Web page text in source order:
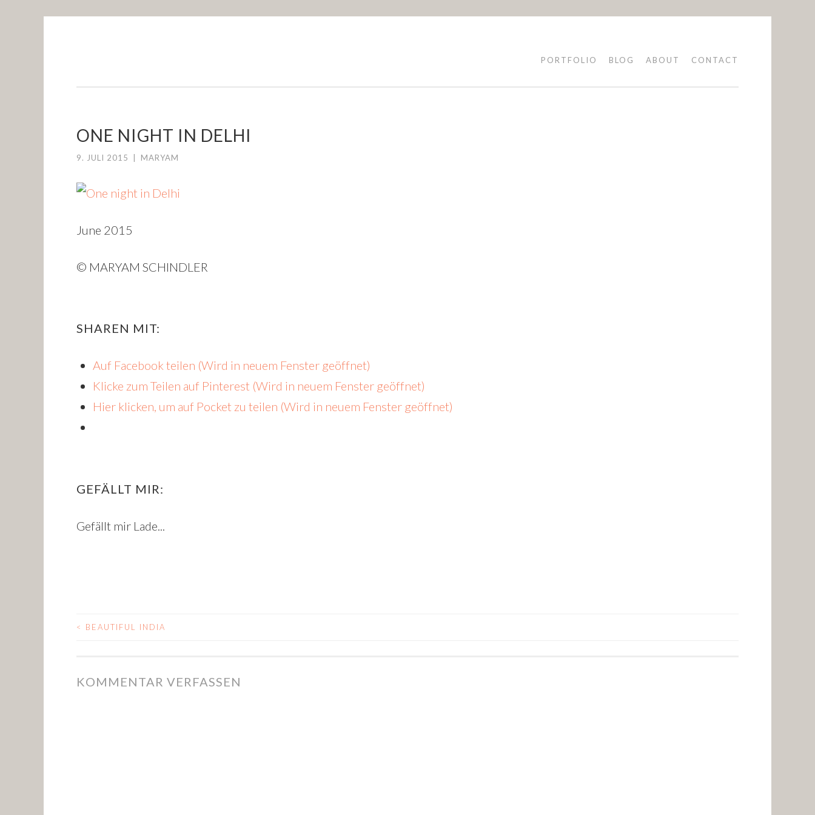
PORTFOLIO BLOG ABOUT CONTACT
ONE NIGHT IN DELHI
9. JULI 2015 MARYAM
June 2015
© MARYAM SCHINDLER
SHAREN MIT:
Auf Facebook teilen (Wird in neuem Fenster geöffnet)
Klicke zum Teilen auf Pinterest (Wird in neuem Fenster geöffnet)
Hier klicken, um auf Pocket zu teilen (Wird in neuem Fenster geöffnet)
GEFÄLLT MIR:
Gefällt mir Lade...
< BEAUTIFUL INDIA
KOMMENTAR VERFASSEN